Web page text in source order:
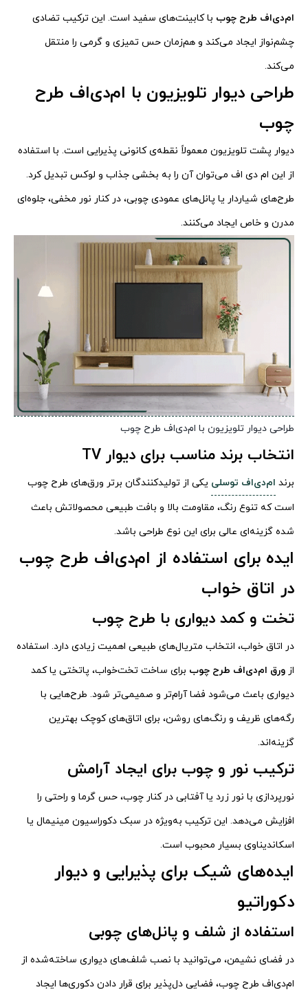
ام‌دی‌اف طرح چوب با کابینت‌های سفید است. این ترکیب تضادی
چشم‌نواز ایجاد می‌کند و هم‌زمان حس تمیزی و گرمی را منتقل
می‌کند.
طراحی دیوار تلویزیون با ام‌دی‌اف طرح
چوب
دیوار پشت تلویزیون معمولاً نقطه‌ی کانونی پذیرایی است. با استفاده
از این ام دی اف می‌توان آن را به بخشی جذاب و لوکس تبدیل کرد.
طرح‌های شیار‌دار یا پانل‌های عمودی چوبی، در کنار نور مخفی، جلوه‌ای
مدرن و خاص ایجاد می‌کنند.
طراحی دیوار تلویزیون با ام‌دی‌اف طرح چوب
انتخاب برند مناسب برای دیوار TV
برند ام‌دی‌اف توسلی یکی از تولیدکنندگان برتر ورق‌های طرح چوب
است که تنوع رنگ، مقاومت بالا و بافت طبیعی محصولاتش باعث
شده گزینه‌ای عالی برای این نوع طراحی باشد.
ایده برای استفاده از ام‌دی‌اف طرح چوب
در اتاق خواب
تخت و کمد دیواری با طرح چوب
در اتاق خواب، انتخاب متریال‌های طبیعی اهمیت زیادی دارد. استفاده
از ورق ام‌دی‌اف طرح چوب برای ساخت تخت‌خواب، پاتختی یا کمد
دیواری باعث می‌شود فضا آرام‌تر و صمیمی‌تر شود. طرح‌هایی با
رگه‌های ظریف و رنگ‌های روشن، برای اتاق‌های کوچک بهترین
گزینه‌اند.
ترکیب نور و چوب برای ایجاد آرامش
نورپردازی با نور زرد یا آفتابی در کنار چوب، حس گرما و راحتی را
افزایش می‌دهد. این ترکیب به‌ویژه در سبک دکوراسیون مینیمال یا
اسکاندیناوی بسیار محبوب است.
ایده‌های شیک برای پذیرایی و دیوار
دکوراتیو
استفاده از شلف و پانل‌های چوبی
در فضای نشیمن، می‌توانید با نصب شلف‌های دیواری ساخته‌شده از
ام‌دی‌اف طرح چوب، فضایی دل‌پذیر برای قرار دادن دکوری‌ها ایجاد